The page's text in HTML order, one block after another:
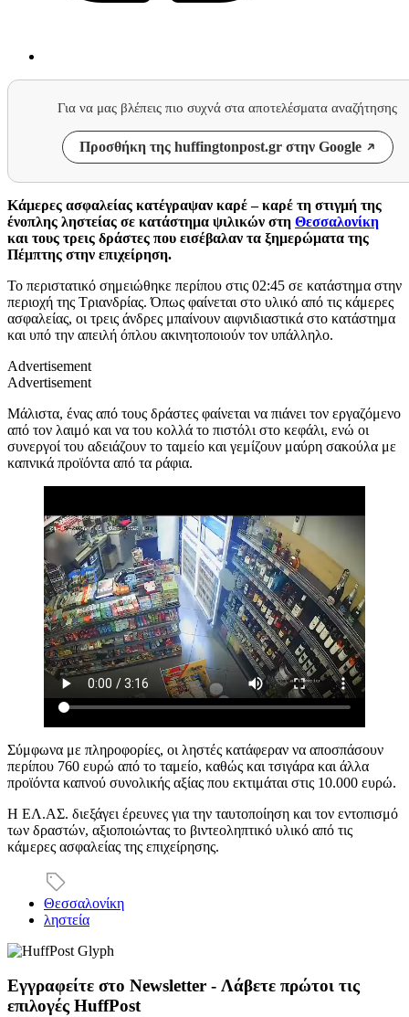
Για να μας βλέπεις πιο συχνά στα αποτελέσματα αναζήτησης
Προσθήκη της huffingtonpost.gr στην Google
Kάμερες ασφαλείας κατέγραψαν καρέ – καρέ τη στιγμή της
ένοπλης ληστείας σε κατάστημα ψιλικών στη Θεσσαλονίκη
και τους τρεις δράστες που εισέβαλαν τα ξημερώματα της
Πέμπτης στην επιχείρηση.
Το περιστατικό σημειώθηκε περίπου στις 02:45 σε κατάστημα στην
περιοχή της Τριανδρίας. Όπως φαίνεται στο υλικό από τις κάμερες
ασφαλείας, οι τρεις άνδρες μπαίνουν αιφνιδιαστικά στο κατάστημα
και υπό την απειλή όπλου ακινητοποιούν τον υπάλληλο.
Advertisement
Advertisement
Μάλιστα, ένας από τους δράστες φαίνεται να πιάνει τον εργαζόμενο
από τον λαιμό και να του κολλά το πιστόλι στο κεφάλι, ενώ οι
συνεργοί του αδειάζουν το ταμείο και γεμίζουν μαύρη σακούλα με
καπνικά προϊόντα από τα ράφια.
Σύμφωνα με πληροφορίες, οι ληστές κατάφεραν να αποσπάσουν
περίπου 760 ευρώ από το ταμείο, καθώς και τσιγάρα και άλλα
προϊόντα καπνού συνολικής αξίας που εκτιμάται στις 10.000 ευρώ.
Η ΕΛ.ΑΣ. διεξάγει έρευνες για την ταυτοποίηση και τον εντοπισμό
των δραστών, αξιοποιώντας το βιντεοληπτικό υλικό από τις
κάμερες ασφαλείας της επιχείρησης.
Θεσσαλονίκη
ληστεία
Εγγραφείτε στο Newsletter - Λάβετε πρώτοι τις
επιλογές HuffPost